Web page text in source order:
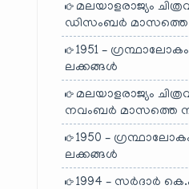
മലയാളരാജ്യം
ഡിസംബർ മാസത്തെ
1951 –
ലക്കങ്ങൾ
മലയാളരാജ്യം
നവംബർ മാസത്തെ
1950 –
ലക്കങ്ങൾ
1994 – സർദാർ